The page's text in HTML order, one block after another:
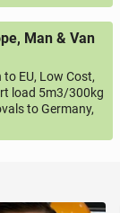
Man & Van
EU, Low Cost,
load 5m3/300kg
to Germany,